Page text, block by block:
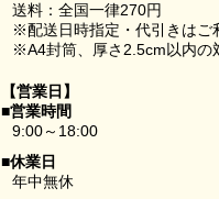
送料：全国一律270円
※配送日時指定・代引きはご
※A4封筒、厚さ2.5cm以内の
【営業日】
■営業時間
9:00～18:00
■休業日
年中無休